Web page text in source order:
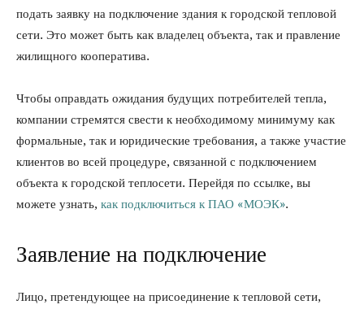
подать заявку на подключение здания к городской тепловой
сети. Это может быть как владелец объекта, так и правление
жилищного кооператива.
Чтобы оправдать ожидания будущих потребителей тепла,
компании стремятся свести к необходимому минимуму как
формальные, так и юридические требования, а также участие
клиентов во всей процедуре, связанной с подключением
объекта к городской теплосети. Перейдя по ссылке, вы
можете узнать, как подключиться к ПАО «МОЭК».
Заявление на подключение
Лицо, претендующее на присоединение к тепловой сети,